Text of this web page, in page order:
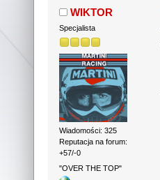
WIKTOR
Specjalista
Wiadomości: 325
Reputacja na forum:
+57/-0
"OVER THE TOP"